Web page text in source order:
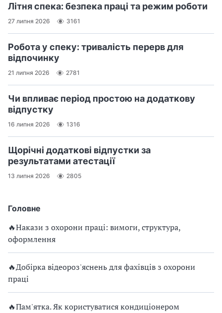
Головне
🔥Накази з охорони праці: вимоги, структура,
оформлення
🔥Добірка відеороз'яснень для фахівців з охорони
праці
🔥Пам'ятка. Як користуватися кондиціонером
Літня спека: безпека праці та режим роботи
27 липня 2026 3161
Робота у спеку: тривалість перерв для
відпочинку
21 липня 2026 2781
Чи впливає період простою на додаткову
відпустку
16 липня 2026 1316
Щорічні додаткові відпустки за
результатами атестації
13 липня 2026 2805